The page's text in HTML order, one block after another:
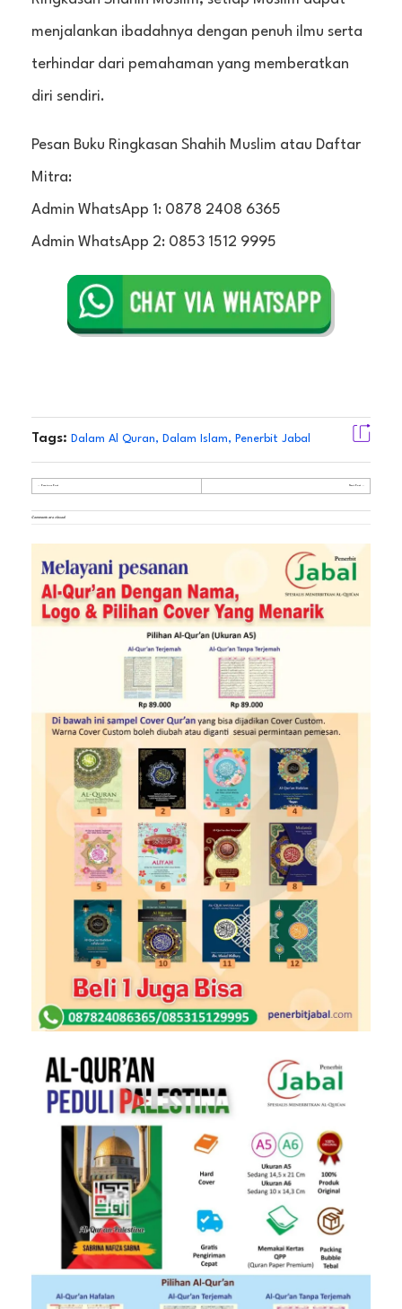
menjalankan ibadahnya dengan penuh ilmu serta
terhindar dari pemahaman yang memberatkan
diri sendiri.
Pesan Buku Ringkasan Shahih Muslim atau Daftar
Mitra:
Admin WhatsApp 1: 0878 2408 6365
Admin WhatsApp 2: 0853 1512 9995
Tags: Dalam Al Quran, Dalam Islam, Penerbit Jabal
Previous Post Next Post
Comments are closed.